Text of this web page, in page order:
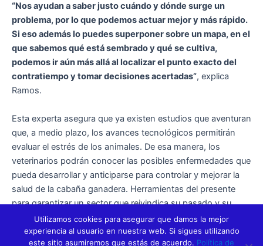
“Nos ayudan a saber justo cuándo y dónde surge un
problema, por lo que podemos actuar mejor y más rápido.
Si eso además lo puedes superponer sobre un mapa, en el
que sabemos qué está sembrado y qué se cultiva,
podemos ir aún más allá al localizar el punto exacto del
contratiempo y tomar decisiones acertadas”, explica
Ramos.
Esta experta asegura que ya existen estudios que aventuran
que, a medio plazo, los avances tecnológicos permitirán
evaluar el estrés de los animales. De esa manera, los
veterinarios podrán conocer las posibles enfermedades que
pueda desarrollar y anticiparse para controlar y mejorar la
salud de la cabaña ganadera. Herramientas del presente
para garantizar un sector que reivindica su pasado y su
futuro.Utilizamos cookies para asegurar que damos la mejor
experiencia al usuario en nuestra web. Si sigues utilizando
este sitio asumiremos que estás de acuerdo. Política de